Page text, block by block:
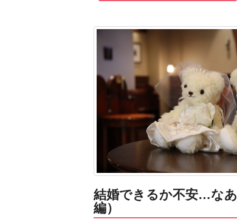
結婚できるか不安…な
編）